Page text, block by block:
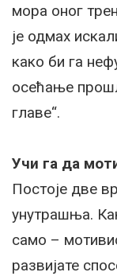
мора оног
је одмах
како би га
осећање
главе“.
Учи га да
Постоје две
унутрашња.
само –
развијате